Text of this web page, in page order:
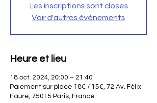
Les inscriptions sont closes
Voir d'autres événements
Heure et lieu
18 oct. 2024, 20:00 – 21:40
Paiement sur place 18€ / 15€, 72 Av. Félix
Faure, 75015 Paris, France